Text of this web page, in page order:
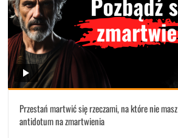
Przestań martwić się rzeczami, na które nie
antidotum na zmartwienia